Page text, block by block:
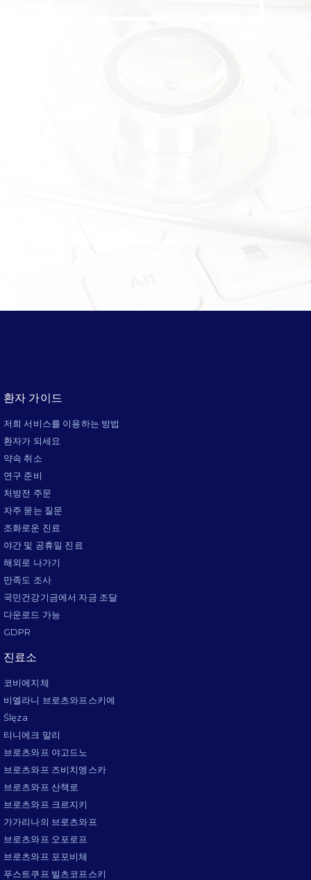
환자 가이드
저희 서비스를 이용하는 방법
환자가 되세요
약속 취소
연구 준비
처방전 주문
자주 묻는 질문
조화로운 진료
야간 및 공휴일 진료
해외로 나가기
만족도 조사
국민건강기금에서 자금 조달
다운로드 가능
GDPR
진료소
코비에지체
비엘라니 브로츠와프스키에
Ślęza
티니에크 말리
브로츠와프 야고드노
브로츠와프 즈비치엥스카
브로츠와프 산책로
브로츠와프 크르지키
가가리나의 브로츠와프
브로츠와프 오포로프
브로츠와프 포포비체
푸스트쿠프 빌츠코프스키